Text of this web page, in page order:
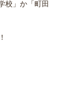
校」か「町田